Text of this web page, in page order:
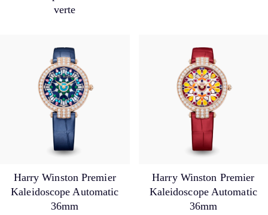
verte
Harry Winston Premier
Kaleidoscope Automatic
36mm
Harry Winston Premier
Kaleidoscope Automatic
36mm